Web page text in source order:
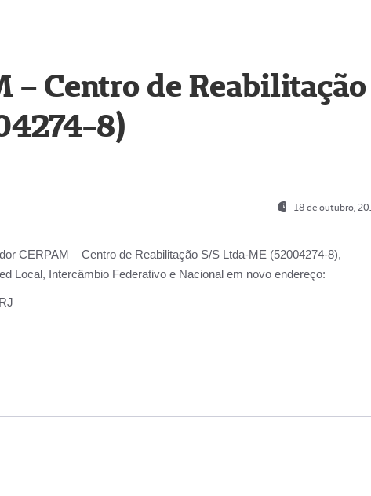
– Centro de Reabilitação
8)
18 de outubro,
CERPAM – Centro de Reabilitação S/S Ltda-ME (52004274-8),
Local, Intercâmbio Federativo e Nacional em novo endereço: